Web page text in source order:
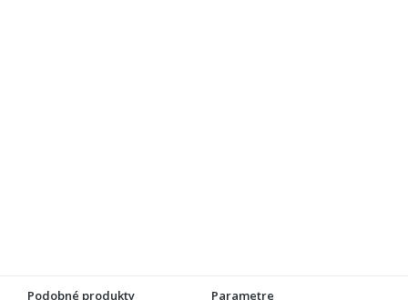
Podobné produkty Parametre